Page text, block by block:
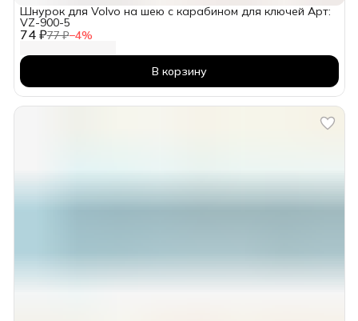
74 ₽77 ₽−4%
Шнурок для Volvo на шею с карабином для ключей Арт:
VZ-900-5
В корзину